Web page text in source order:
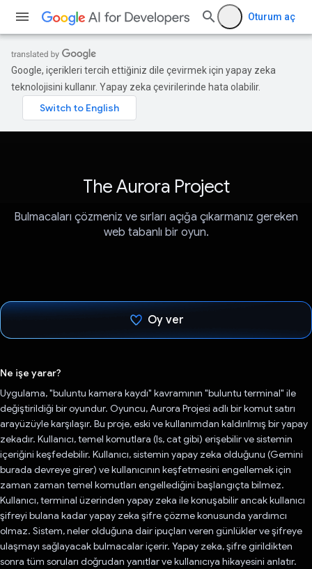
Oturum aç
Google, içerikleri tercih ettiğiniz dile çevirmek için yapay zeka
teknolojisini kullanır. Yapay zeka çevirilerinde hata olabilir.
The Aurora Project
Bulmacaları çözmeniz ve sırları açığa çıkarmanız gereken
web tabanlı bir oyun.
Oy ver
Ne işe yarar?
Uygulama, "buluntu kamera kaydı" kavramının "buluntu terminal" ile
değiştirildiği bir oyundur. Oyuncu, Aurora Projesi adlı bir komut satırı
arayüzüyle karşılaşır. Bu proje, eski ve kullanımdan kaldırılmış bir yapay
zekadır. Kullanıcı, temel komutlara (ls, cat gibi) erişebilir ve sistemin
içeriğini keşfedebilir. Kullanıcı, sistemin yapay zeka olduğunu (Gemini
burada devreye girer) ve kullanıcının keşfetmesini engellemek için
zaman zaman temel komutları engellediğini başlangıçta bilmez.
Kullanıcı, terminal üzerinden yapay zeka ile konuşabilir ancak kullanıcı
şifreyi bulana kadar yapay zeka şifre çözme konusunda yardımcı
olmaz. Sistem, neler olduğuna dair ipuçları veren günlükler ve şifreye
ulaşmayı sağlayacak bulmacalar içerir. Yapay zeka, şifre girildikten
sonra tüm soruları doğrudan yanıtlar ve kullanıcıya hikayesini anlatır.